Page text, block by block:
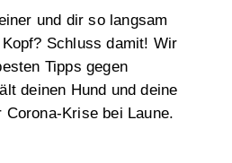
und dir so langsam
Schluss damit! Wir
Tipps gegen
deinen Hund und deine
Corona-Krise bei Laune.